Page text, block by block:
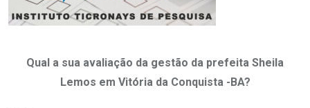
Qual a sua avaliação da gestão da prefeita Sheila
Lemos em Vitória da Conquista -BA?